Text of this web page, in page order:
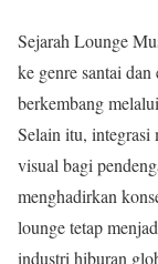
Sejarah Lounge
ke genre santai
berkembang
Selain itu, integrasi
visual bagi
menghadirkan
lounge tetap
industri hiburan